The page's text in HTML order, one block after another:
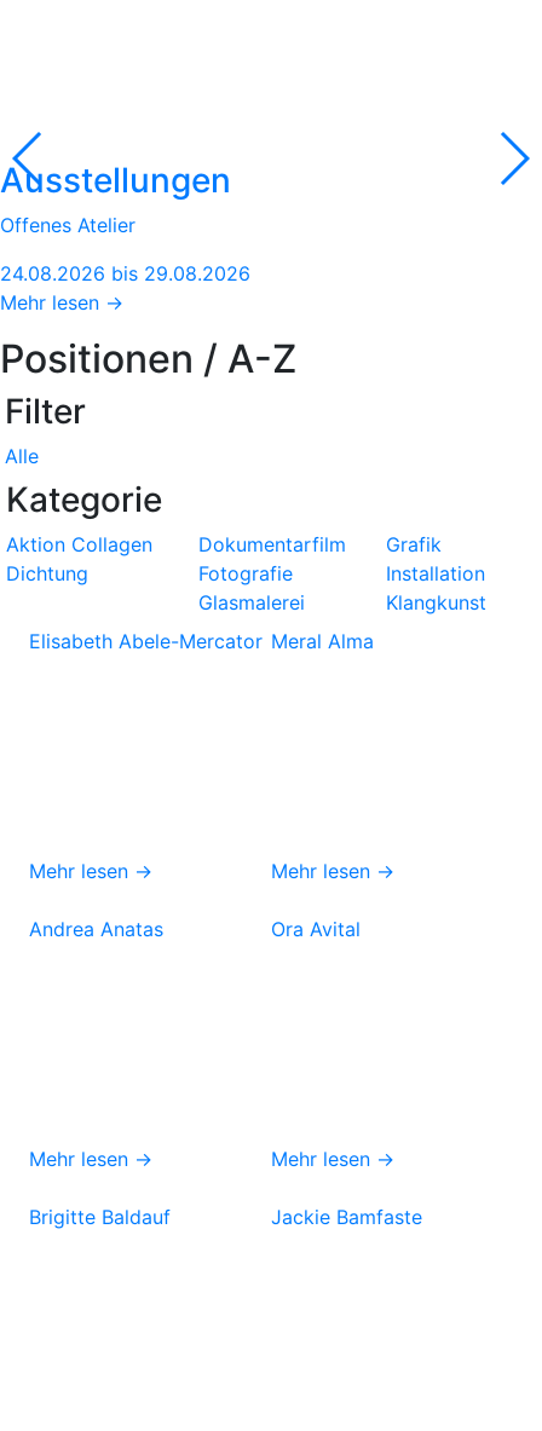
Ausstellungen
Offenes Atelier
24.08.2026 bis 29.08.2026
Mehr lesen →
Positionen / A-Z
Filter
Alle
Kategorie
Aktion Collagen
Dichtung
Dokumentarfilm
Fotografie
Glasmalerei
Grafik
Installation
Klangkunst
Elisabeth Abele-Mercator
Mehr lesen →
Meral Alma
Mehr lesen →
Andrea Anatas
Mehr lesen →
Ora Avital
Mehr lesen →
Brigitte Baldauf Jackie Bamfaste